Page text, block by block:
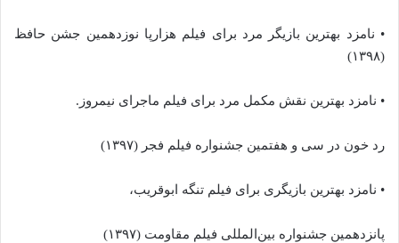
• نامزد بهترین بازیگر مرد برای فیلم هزارپا نوزدهمین جشن حافظ
(۱۳۹۸)
• نامزد بهترین نقش مکمل مرد برای فیلم ماجرای نیمروز.
رد خون در سی و هفتمین جشنواره فیلم فجر (۱۳۹۷)
• نامزد بهترین بازیگری برای فیلم تنگه ابوقریب،
پانزدهمین جشنواره بین‌المللی فیلم مقاومت (۱۳۹۷)